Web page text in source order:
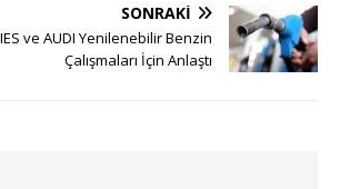
SONRAKI
ve AUDI Yenilenebilir Benzin
Çalışmaları İçin Anlaştı